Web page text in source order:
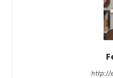
http://